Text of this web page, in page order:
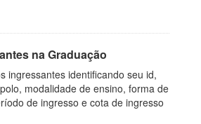
na Graduação
ingressantes identificando seu id,
modalidade de ensino, forma de
de ingresso e cota de ingresso